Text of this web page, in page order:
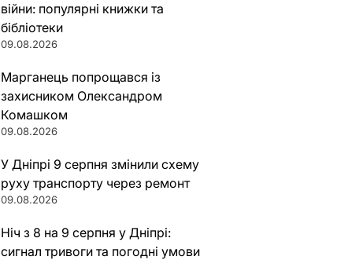
війни: популярні книжки та
бібліотеки
09.08.2026
Марганець попрощався із
захисником Олександром
Комашком
09.08.2026
У Дніпрі 9 серпня змінили схему
руху транспорту через ремонт
09.08.2026
Ніч з 8 на 9 серпня у Дніпрі:
сигнал тривоги та погодні умови